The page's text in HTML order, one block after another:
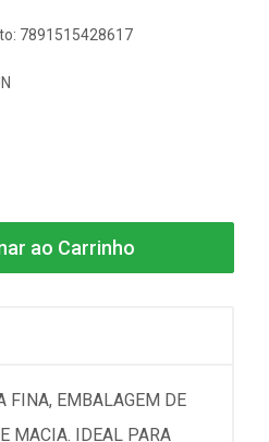
7891515428617
ao Carrinho
FINA, EMBALAGEM DE
MACIA. IDEAL PARA